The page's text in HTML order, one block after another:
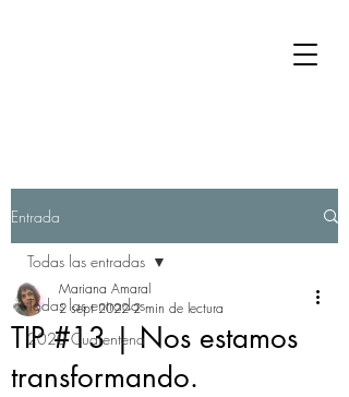
Entrada
Todas las entradas
2020 Cuarentena
Todas las entradas
TIP #13 | Nos estamos
transformando.
Mariana Amaral
2 sept 2022 2 min de lectura